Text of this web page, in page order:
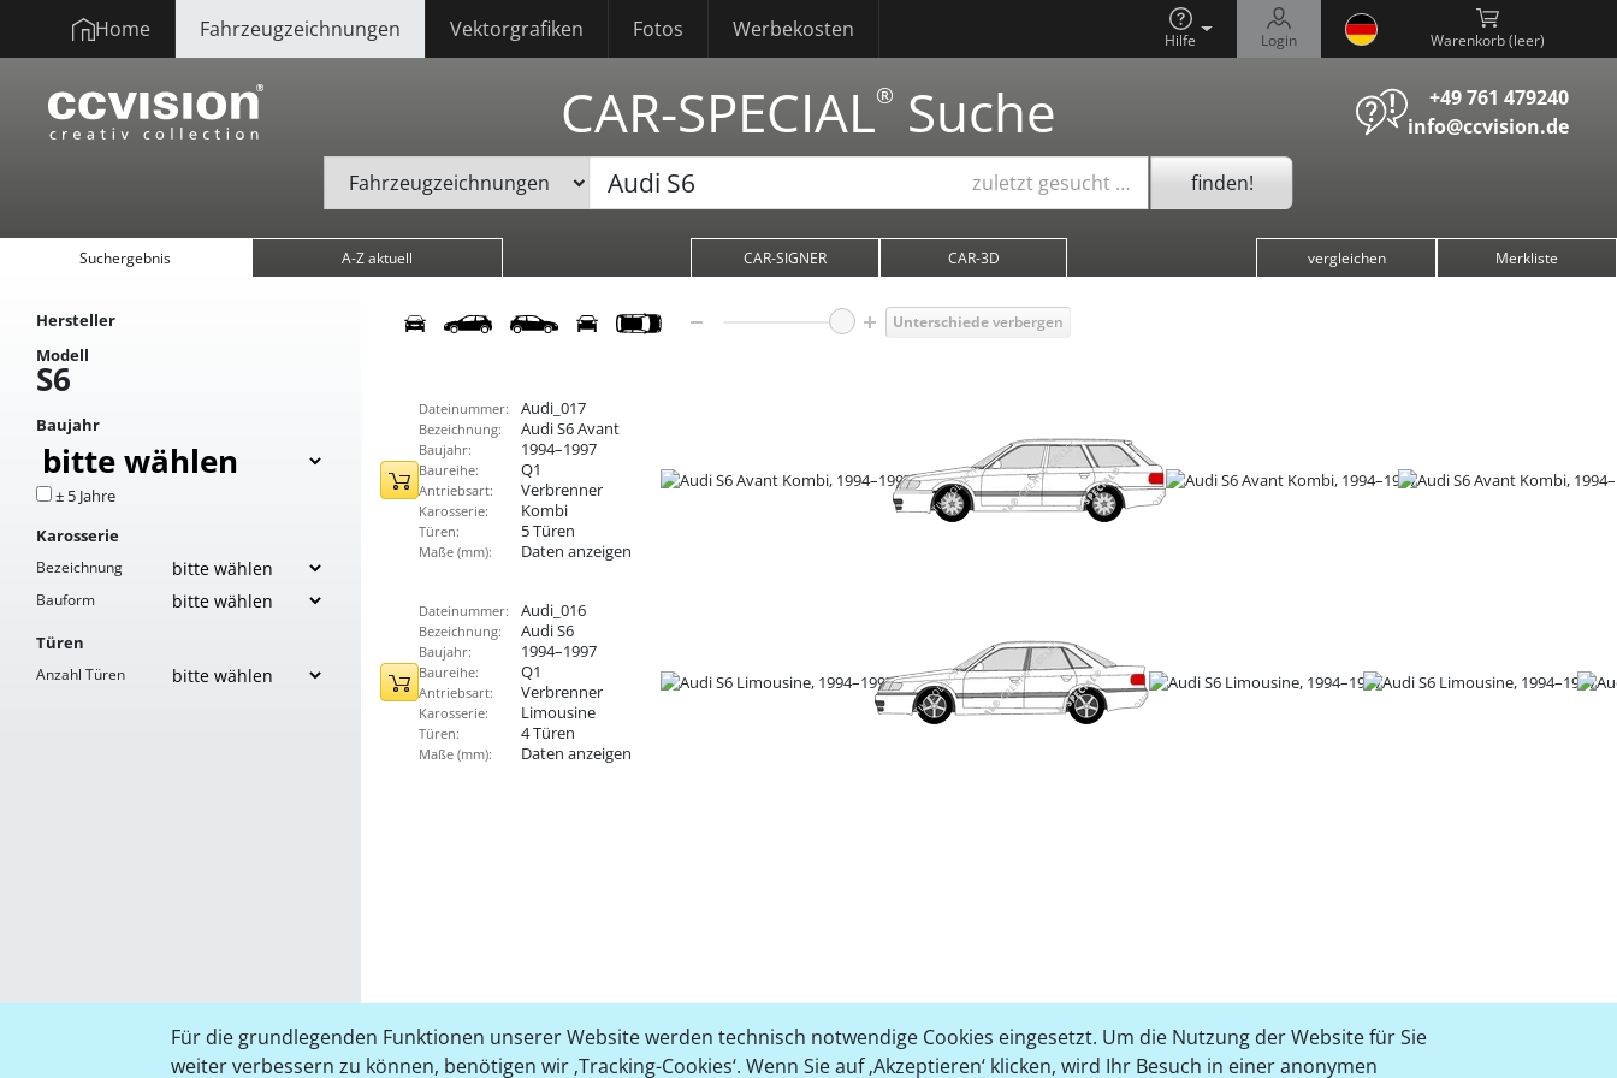
Für die grundlegenden Funktionen unserer Website werden technisch notwendige Cookies eingesetzt. Um die Nutzung der Website für Sie
weiter verbessern zu können, benötigen wir ‚Tracking-Cookies‘. Wenn Sie auf ‚Akzeptieren‘ klicken, wird Ihr Besuch in einer anonymen
Home Fahrzeugzeichnungen Vektorgrafiken Fotos Werbekosten Hilfe Login Warenkorb ( )
CAR-SPECIAL® Suche
+49 761 479240
info@ccvision.de
zuletzt gesucht … finden!
Suchergebnis A-Z aktuell CAR-SIGNER CAR-3D vergleichen Merkliste
Hersteller
Modell
S6
Baujahr
± 5 Jahre
Karosserie
Bezeichnung
Bauform
Türen
Anzahl Türen
Unterschiedeverbergen
Dateinummer: Audi_017
Bezeichnung: Audi S6Avant
Baujahr: 1994–1997
Baureihe: Q1
Antriebsart: Verbrenner
Karosserie: Kombi
Türen: 5 Türen
Maße (mm): Daten anzeigen
Dateinummer: Audi_016
Bezeichnung: Audi S6
Baujahr: 1994–1997
Baureihe: Q1
Antriebsart: Verbrenner
Karosserie: Limousine
Türen: 4 Türen
Maße (mm): Daten anzeigen